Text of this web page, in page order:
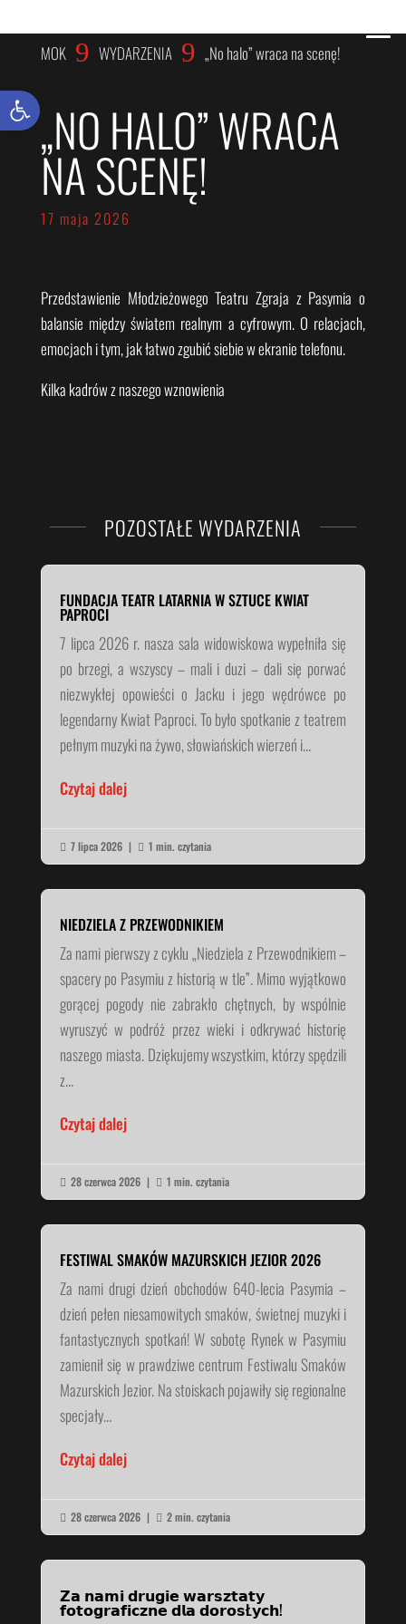
MOK 9 WYDARZENIA 9 „No halo” wraca na scenę!
„NO HALO” WRACA
NA SCENĘ!
17 maja 2026
Przedstawienie Młodzieżowego Teatru Zgraja z Pasymia o
balansie między światem realnym a cyfrowym. O relacjach,
emocjach i tym, jak łatwo zgubić siebie w ekranie telefonu.
Kilka kadrów z naszego wznowienia
POZOSTAŁE WYDARZENIA
FUNDACJA TEATR LATARNIA W SZTUCE KWIAT
PAPROCI
7 lipca 2026 r. nasza sala widowiskowa wypełniła się
po brzegi, a wszyscy – mali i duzi – dali się porwać
niezwykłej opowieści o Jacku i jego wędrówce po
legendarny Kwiat Paproci. To było spotkanie z teatrem
pełnym muzyki na żywo, słowiańskich wierzeń i...
Czytaj dalej
 7 lipca 2026 |  1 min. czytania
NIEDZIELA Z PRZEWODNIKIEM
Za nami pierwszy z cyklu „Niedziela z Przewodnikiem –
spacery po Pasymiu z historią w tle”. Mimo wyjątkowo
gorącej pogody nie zabrakło chętnych, by wspólnie
wyruszyć w podróż przez wieki i odkrywać historię
naszego miasta. Dziękujemy wszystkim, którzy spędzili
z...
Czytaj dalej
 28 czerwca 2026 |  1 min. czytania
FESTIWAL SMAKÓW MAZURSKICH JEZIOR 2026
Za nami drugi dzień obchodów 640-lecia Pasymia –
dzień pełen niesamowitych smaków, świetnej muzyki i
fantastycznych spotkań! W sobotę Rynek w Pasymiu
zamienił się w prawdziwe centrum Festiwalu Smaków
Mazurskich Jezior. Na stoiskach pojawiły się regionalne
specjały...
Czytaj dalej
 28 czerwca 2026 |  2 min. czytania
𝗭𝗮 𝗻𝗮𝗺𝗶 𝗱𝗿𝘂𝗴𝗶𝗲 𝘄𝗮𝗿𝘀𝘇𝘁𝗮𝘁𝘆
𝗳𝗼𝘁𝗼𝗴𝗿𝗮𝗳𝗶𝗰𝘇𝗻𝗲 𝗱𝗹𝗮 𝗱𝗼𝗿𝗼𝘀Ł𝘆𝗰𝗵!
Otwórz pasek narzędzi